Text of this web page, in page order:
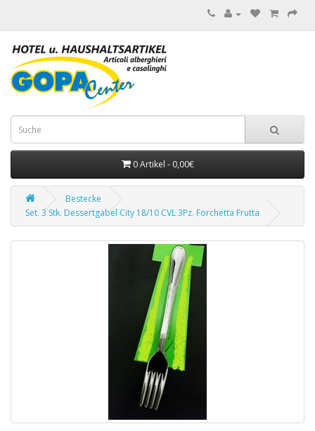
0 Artikel - 0,00€
Bestecke
Set. 3 Stk. Dessertgabel City 18/10 CVL 3Pz. Forchetta Frutta